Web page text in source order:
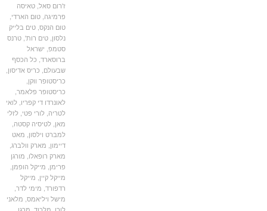
ז'רום סאל ,טאיסה
פרמיגה,טום הארדי,
טום הנקס,טים בלייק
נלסון,טים רות' ,טרנס
סטמפ,ישראל
ברוסארד,כל הכסף
שבעולם,כריס אדיסון,
כריסטופר ווקן,
כריסטופר פלאמר,
לאונרדו די קפריו,לואי
לטריה,לורי פטי ,לזלי
,לטיסיה קסטה,
למברט וילסון,מאט
דיימון,מארק וולברג,
מארק רופאלו,מורגן
פרימן,מייקל הופמן,
מייקל קיין,מייקל
רדפורד,מימי לדר
מישל ויליאמס,מלאני